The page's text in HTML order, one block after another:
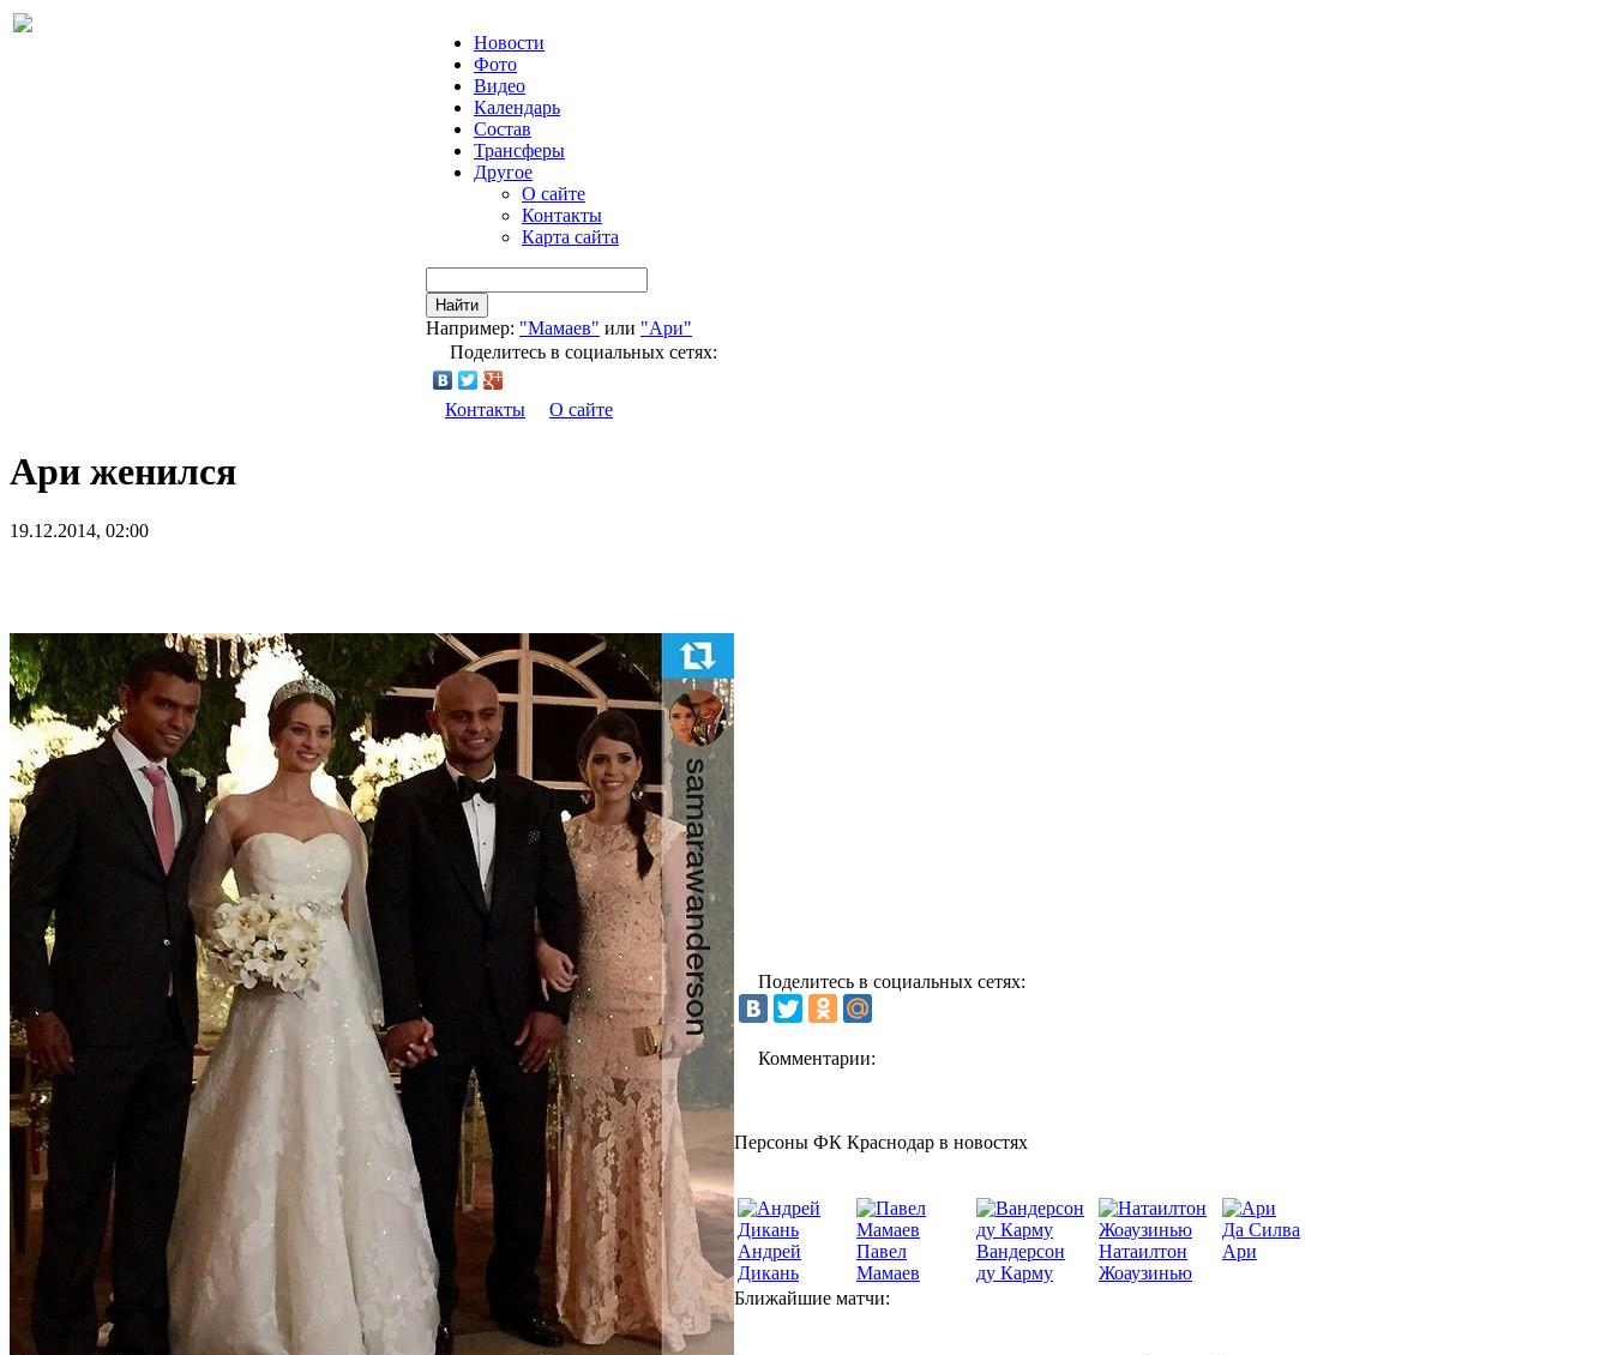
Новости
Фото
Видео
Календарь
Состав
Трансферы
Другое
О сайте
Контакты
Карта сайта
Найти
Например: "Мамаев" или "Ари"
Поделитесь в социальных сетях:
Контакты О сайте
Ари женился
19.12.2014, 02:00
Поделитесь в социальных сетях:
Комментарии:
Персоны ФК Краснодар в новостях
Андрей
Дикань
Павел
Мамаев
Вандерсон
ду Карму
Натаилтон
Жоаузинью
Да Силва
Ари
Ближайшие матчи: